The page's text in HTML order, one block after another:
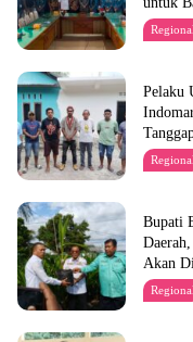
Regional
Pelaku
Regional
Bupati
Akan
Regional